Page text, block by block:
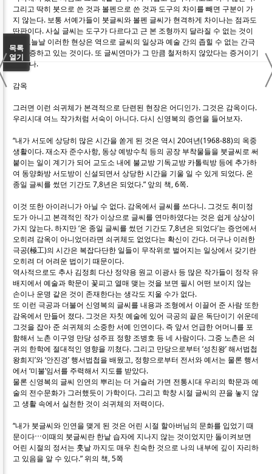
그리고 딱히 붓으로 쓴 것과 볼펜으로 쓴 것과 도구의 차이를 빼면 구분이 가
지 않는다. 보통 서예가들이 붓글씨와 볼펜 글씨가 현격하게 차이나는 점과도
딴판이다. 사실 글씨는 도구가 다르다고 근 본 조형까지 달라질 수 없는 것이
다. 오늘날 이러한 현상은 역으로 글씨의 일상과 예술 간의 좁힐 수 없는 간극
을 실증하고 있는 것이다. 또 글씨연마가 그 만큼 철저하지 않았다는 증거이기
도 하다.
감옥
그러면 이런 쇠귀체가 본격적으로 단련된 현장은 어디인가. 그것은 감옥이다.
우리시대 여느 작가처럼 서숙이 아니다. 다시 신영복의 증언을 들어보자.
“내가 서도에 상당히 많은 시간을 쏟게 된 것은 역시 20여년(1968-88)의 옥중
생활이다. 재소자 준수사항, 동상 예방수칙 등의 공장 부착물들을 붓글씨로 써
붙이는 일이 계기가 되어 교도소 내에 불교방 기독교방 카톨릭방 등에 추가하
여 동양화방 서도방이 신설되면서 상당한 시간을 기울 일 수 있게 되었다. 온
종일 글씨를 썼던 기간도 7,8년은 되었다.” 앞의 책, 6쪽.
이것 또한 아이러니가 아닐 수 없다. 감옥에서 글씨를 쓰다니. 그것도 취미정
도가 아니고 본격적인 작가 이상으로 글씨를 연마하였다는 것은 쉽게 상상이
가지 않는다. 하지만 ‘온 종일 글씨를 썼던 기간도 7,8년은 되었다’는 증언에서
오히려 감옥이 아니었더라면 쇠귀체도 없었다는 확신이 간다. 더구나 이러한
극공(極工)의 시간은 복잡다단한 일들이 무작위로 벌어지는 일상에서 갖기란
오히려 더 어려운 법이기 때문이다.
역사적으로도 추사 김정희 다산 정약용 원교 이광사 등 많은 작가들이 정작 유
배지에서 예술과 학문이 꽃피고 열매 맺는 것을 보면 필시 어떤 보이지 않는
손이나 운명 같은 것이 존재한다는 생각도 지울 수가 없다.
또 이런 극공과 더불어 신영복의 글씨를 내용과 조형에서 이끌어 준 사람 또한
감옥에서 만들어 졌다. 그것은 자칫 예술에 있어 극공의 끝은 독단이기 쉬운데
그것을 잡아 준 쇠귀체의 소중한 서예 인연이다. 즉 앞서 언급한 어머니를 포
함해서 노촌 이구영 만당 성주표 정향 조병호 등 네 사람이다. 그중 노촌은 쇠
귀의 한학에 절대적인 영향을 끼쳤다. 그리고 만당으로부터 ‘성친왕’ 해서법첩
왕희지’와 ‘안진경’ 행서법첩을 배웠고, 정향으로부터 전서와 예서는 물론 행서
에서 ‘미불’임서를 주력해서 지도를 받았다.
물론 신영복의 글씨 인연의 뿌리는 더 거슬러 가면 전통시대 우리의 학문과 예
술의 전수문화가 그러했듯이 가학이다. 그리고 학창 시절 글씨의 끈을 놓지 않
고 생활 속에서 실천한 것이 쇠귀체의 저력이다.
“내가 붓글씨와 인연을 맺게 된 것은 어린 시절 할아버님의 문화를 입었기 때
문이다⋯이때의 붓글씨란 한낱 습자에 지나지 않는 것이었지만 돌이켜보면
어린 시절의 정서는 훗날 까지도 매우 친숙한 것으로 나의 내부에 깊이 자리하
고 있음을 알 수 있다.” 위의 책, 5쪽
목록
열기